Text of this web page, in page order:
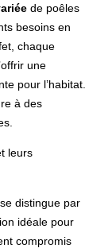
de poêles
besoins en
chaque
une
pour l’habitat.
à des
leurs
se distingue par
idéale pour
compromis